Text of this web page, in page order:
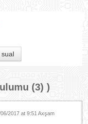
sual
(3) )
06/2017 at 9:51 Axşam